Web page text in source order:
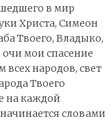
в мир
Христа, Симеон
Твоего, Владыко,
мои спасение
всех народов, свет
Твоего
на каждой
словами